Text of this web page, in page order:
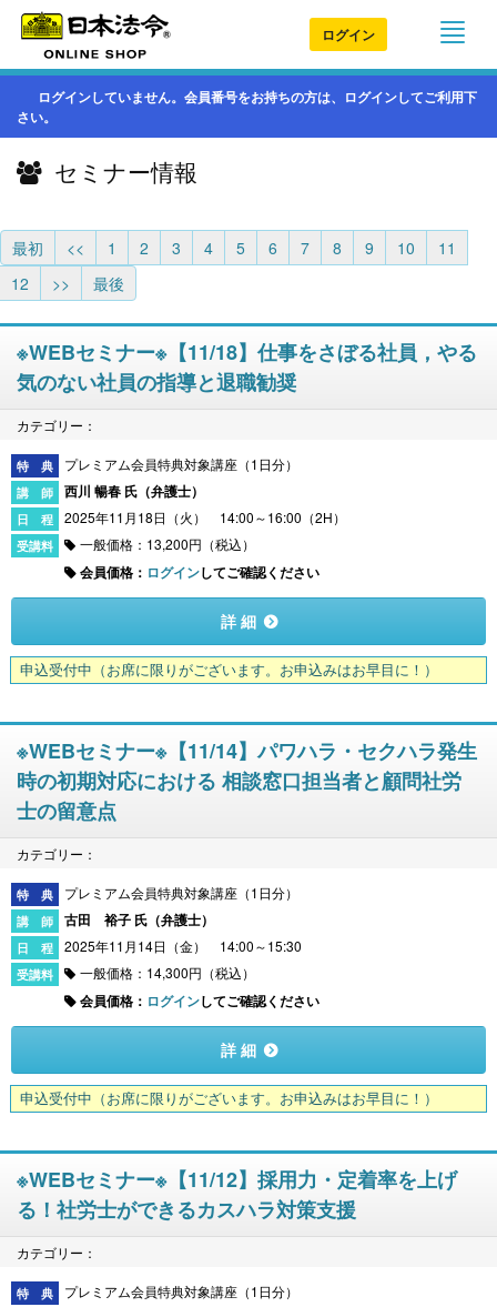
ログイン
ログインしていません。会員番号をお持ちの方は、ログインしてご利用下
さい。
セミナー情報
最初 << 1 2 3 4 5 6 7 8 9 10
11
12
>> 最後
※WEBセミナー※【11/18】仕事をさぼる社員，やる
気のない社員の指導と退職勧奨
カテゴリー：
プレミアム会員特典対象講座（1日分）
西川 暢春 氏（弁護士）
2025年11月18日（火） 14:00～16:00（2H）
一般価格：13,200円（税込）
会員価格： ログインしてご確認ください
詳 細
申込受付中 （お席に限りがございます。お申込みはお早目に！）
※WEBセミナー※【11/14】パワハラ・セクハラ発生
時の初期対応における 相談窓口担当者と顧問社労
士の留意点
カテゴリー：
プレミアム会員特典対象講座（1日分）
古田 裕子 氏（弁護士）
2025年11月14日（金） 14:00～15:30
一般価格：14,300円（税込）
会員価格： ログインしてご確認ください
詳 細
申込受付中 （お席に限りがございます。お申込みはお早目に！）
※WEBセミナー※【11/12】採用力・定着率を上げ
る！社労士ができるカスハラ対策支援
カテゴリー：
プレミアム会員特典対象講座（1日分）